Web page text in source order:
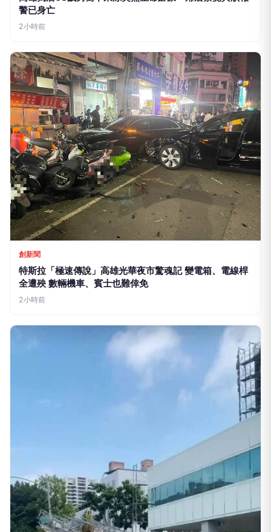
警已身亡
2小時前
創新聞
特斯拉「極速傳說」高雄光華夜市驚魂記 變電箱、電線桿
全遭殃 數輛機車、賓士也難倖免
2小時前